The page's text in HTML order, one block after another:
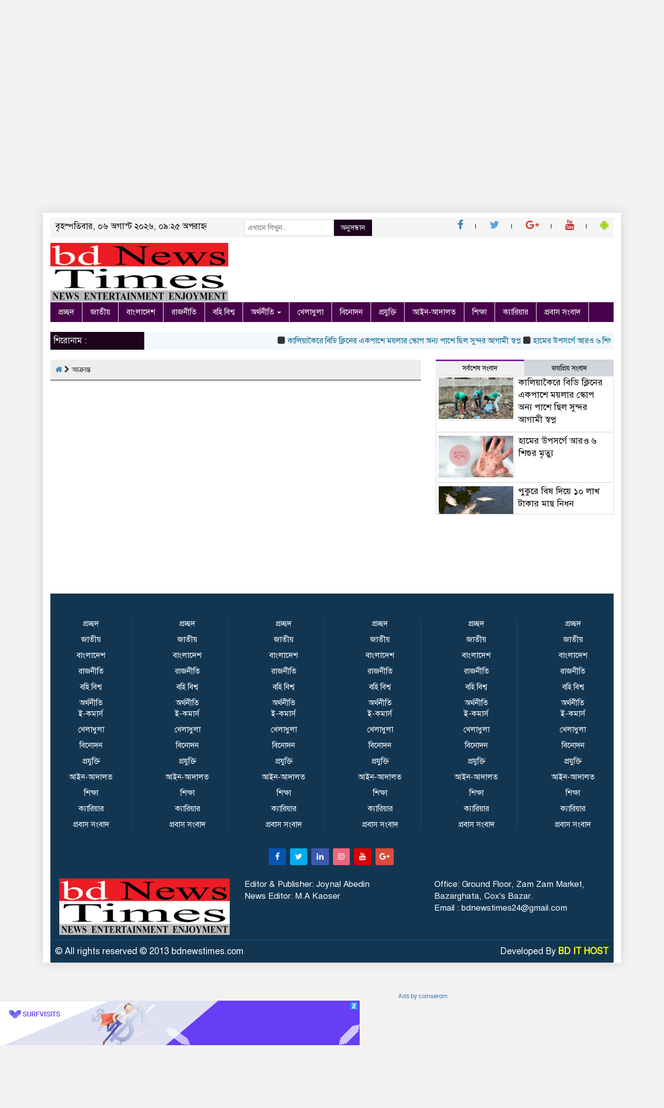
বৃহস্পতিবার, ০৬ অগাস্ট ২০২৬, ০৯:২৫ অপরাহ্ন অনুসন্ধান
প্রচ্ছদ জাতীয় বাংলাদেশ রাজনীতি বহি বিশ্ব অর্থনীতি খেলাধুলা বিনোদন প্রযুক্তি আইন-আদালত শিক্ষা ক্যারিয়ার প্রবাস সংবাদ
শিরোনাম : কালিয়াকৈরে বিডি ক্লিনের একপাশে ময়লার স্কোপ অন্য পাশে ছিল সুন্দর আগামী স্বপ্ন হামের উপসর্গে আরও ৬ শিশুর মৃত্যু
আক্রান্ত সর্বশেষ সংবাদ জয়প্রিয় সংবাদ
কালিয়াকৈরে বিডি ক্লিনের
একপাশে ময়লার স্কোপ
অন্য পাশে ছিল সুন্দর
আগামী স্বপ্ন
হামের উপসর্গে আরও ৬
শিশুর মৃত্যু
পুকুরে বিষ দিয়ে ১০ লাখ
টাকার মাছ নিধন
শেখ হাসিনাকে ফেরাতে
অনুসন্ধান কমিটি গঠন
BCCI to standardise
tests after England
tour debacle | Cricket
Pradeep Rawat’s
Death: Salman Khan
Remembers ‘Brother’,
Aamir Khan Attends
Funeral | Bollywood News
দণ্ডিত হাসিনাকে দিল্লিতে
বক্তব্যের সুযোগ দেওয়ায়
মেট্রোপলিটন পুলিশ
(সিএমপি)’র শ্রদ্ধাঞ্জলি
গাজীপুর-৫ আসনের সাবেক
গ্রেফতার
প্রচ্ছদ
জাতীয়
বাংলাদেশ
রাজনীতি
বহি বিশ্ব
অর্থনীতি
ই-কমার্স
খেলাধুলা
বিনোদন
প্রযুক্তি
আইন-আদালত
শিক্ষা
ক্যারিয়ার
প্রবাস সংবাদ
প্রচ্ছদ
জাতীয়
বাংলাদেশ
রাজনীতি
বহি বিশ্ব
অর্থনীতি
ই-কমার্স
খেলাধুলা
বিনোদন
প্রযুক্তি
আইন-আদালত
শিক্ষা
ক্যারিয়ার
প্রবাস সংবাদ
প্রচ্ছদ
জাতীয়
বাংলাদেশ
রাজনীতি
বহি বিশ্ব
অর্থনীতি
ই-কমার্স
খেলাধুলা
বিনোদন
প্রযুক্তি
আইন-আদালত
শিক্ষা
ক্যারিয়ার
প্রবাস সংবাদ
প্রচ্ছদ
জাতীয়
বাংলাদেশ
রাজনীতি
বহি বিশ্ব
অর্থনীতি
ই-কমার্স
খেলাধুলা
বিনোদন
প্রযুক্তি
আইন-আদালত
শিক্ষা
ক্যারিয়ার
প্রবাস সংবাদ
প্রচ্ছদ
জাতীয়
বাংলাদেশ
রাজনীতি
বহি বিশ্ব
অর্থনীতি
ই-কমার্স
খেলাধুলা
বিনোদন
প্রযুক্তি
আইন-আদালত
শিক্ষা
ক্যারিয়ার
প্রবাস সংবাদ
প্রচ্ছদ
জাতীয়
বাংলাদেশ
রাজনীতি
বহি বিশ্ব
অর্থনীতি
ই-কমার্স
খেলাধুলা
বিনোদন
প্রযুক্তি
আইন-আদালত
শিক্ষা
ক্যারিয়ার
প্রবাস সংবাদ
Editor & Publisher: Joynal Abedin
News Editor: M.A Kaoser
Office: Ground Floor, Zam Zam Market,
Bazarghata, Cox's Bazar.
Email : bdnewstimes24@gmail.com
© All rights reserved © 2013 bdnewstimes.com Developed By BD IT HOST
Ads by coinserom